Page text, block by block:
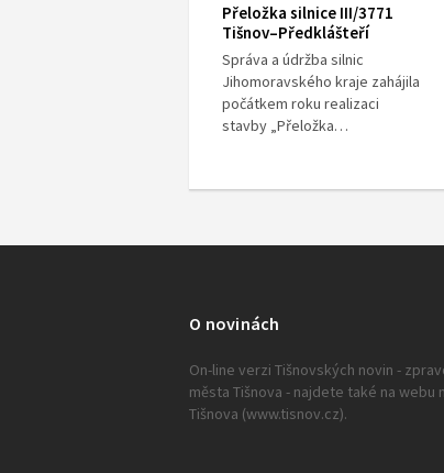
Přeložka silnice III/3771
Tišnov–Předklášteří
Správa a údržba silnic
Jihomoravského kraje zahájila
počátkem roku realizaci
stavby „Přeložka…
O novinách
On-line verzi Tišnovských novin -
města Tišnova - najdete také na webu
Tišnova (www.tisnov.cz).